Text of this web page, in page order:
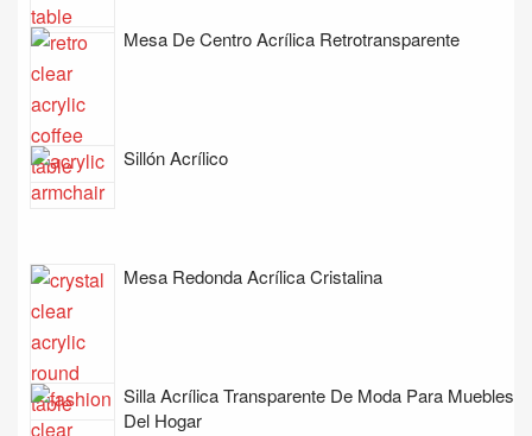
Mesa De Centro Acrílica Retrotransparente
Sillón Acrílico
Mesa Redonda Acrílica Cristalina
Silla Acrílica Transparente De Moda Para Muebles
Del Hogar